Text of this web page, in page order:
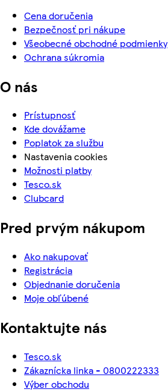
Cena doručenia
Bezpečnosť pri nákupe
Všeobecné obchodné podmienky
Ochrana súkromia
O nás
Prístupnosť
Kde dovážame
Poplatok za službu
Nastavenia cookies
Možnosti platby
Tesco.sk
Clubcard
Pred prvým nákupom
Ako nakupovať
Registrácia
Objednanie doručenia
Moje obľúbené
Kontaktujte nás
Tesco.sk
Zákaznícka linka - 0800222333
Výber obchodu